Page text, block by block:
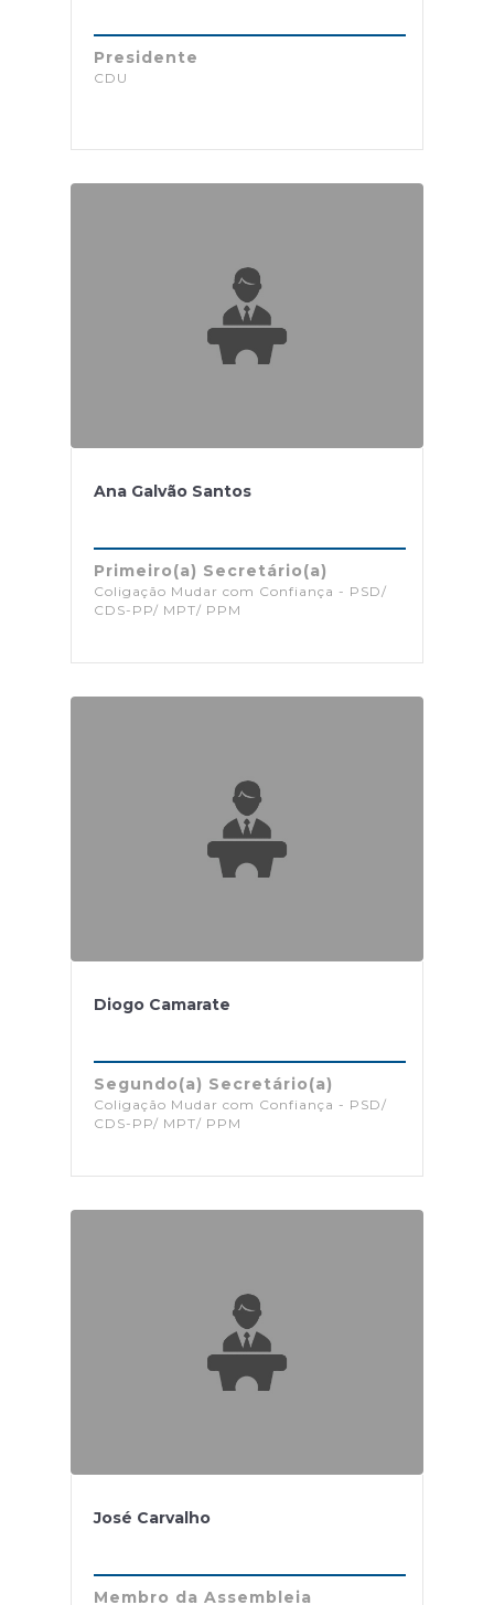
Presidente
CDU
Ana Galvão Santos
Primeiro(a) Secretário(a)
Coligação Mudar com Confiança - PSD/
CDS-PP/ MPT/ PPM
Diogo Camarate
Segundo(a) Secretário(a)
Coligação Mudar com Confiança - PSD/
CDS-PP/ MPT/ PPM
José Carvalho
Membro da Assembleia